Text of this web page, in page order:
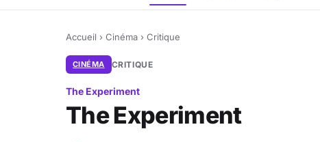
Accueil › Cinéma › Critique
CINÉMA CRITIQUE
The Experiment
The Experiment